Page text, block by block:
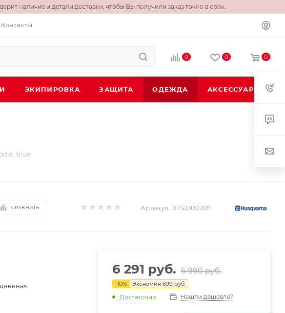
наличие и детали доставки, чтобы Вы получили заказ точно в срок.
Контакты
0 0 0
ЭКИПИРОВКА ЗАЩИТА ОДЕЖДА АКСЕССУАРЫ
blue
СРАВНИТЬ Артикул: 3HS2300289
6 291 руб. 6 990руб.
-10% Экономия 699 руб.
Достаточно Нашли дешевле?